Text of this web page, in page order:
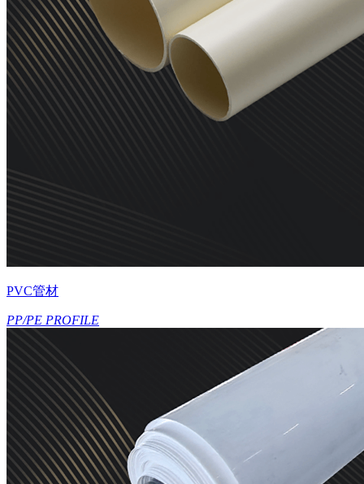
PVC管材
PP/PE PROFILE